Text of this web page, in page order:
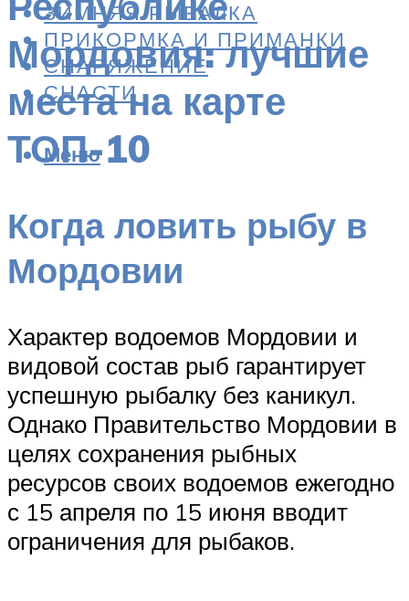
ЗИМНЯЯ РЫБАЛКА
ПРИКОРМКА И ПРИМАНКИ
СНАРЯЖЕНИЕ
СНАСТИ
Меню
Мордовия: лучшие
места на карте
ТОП-10
Когда ловить рыбу в
Мордовии
Характер водоемов Мордовии и
видовой состав рыб гарантирует
успешную рыбалку без каникул.
Однако Правительство Мордовии в
целях сохранения рыбных
ресурсов своих водоемов ежегодно
с 15 апреля по 15 июня вводит
ограничения для рыбаков.